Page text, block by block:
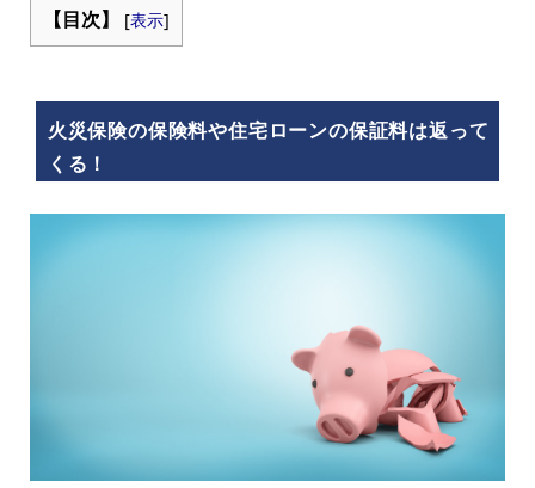
【目次】
[表示]
火災保険の保険料や住宅ローンの保証料は返って
くる！